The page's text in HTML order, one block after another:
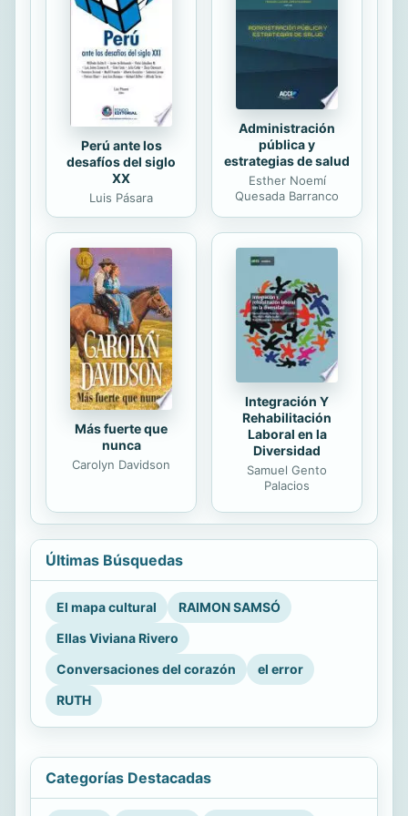
sus acciones. La provocativa tesis de
La paradoja del riesgo defiende que
el temor de los bancos...
Perú ante los
desafíos del siglo
XX
Luis Pásara
Administración
pública y
estrategias de salud
Esther Noemí
Quesada Barranco
Más fuerte que
nunca
Carolyn Davidson
Integración Y
Rehabilitación
Laboral en la
Diversidad
Samuel Gento
Palacios
Últimas Búsquedas
El mapa cultural
RAIMON SAMSÓ
Ellas Viviana Rivero
Conversaciones del corazón
el error
RUTH
Categorías Destacadas